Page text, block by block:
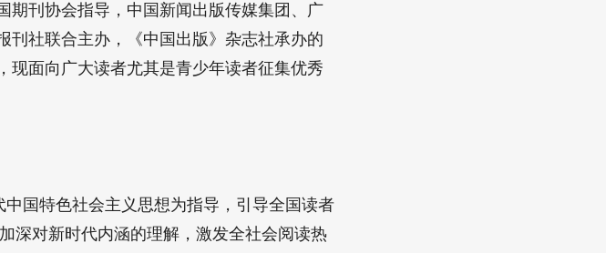
期刊协会指导，中国新闻出版传媒集团、广
刊社联合主办，《中国出版》杂志社承办的
现面向广大读者尤其是青少年读者征集优秀
国特色社会主义思想为指导，引导全国读者
深对新时代内涵的理解，激发全社会阅读热